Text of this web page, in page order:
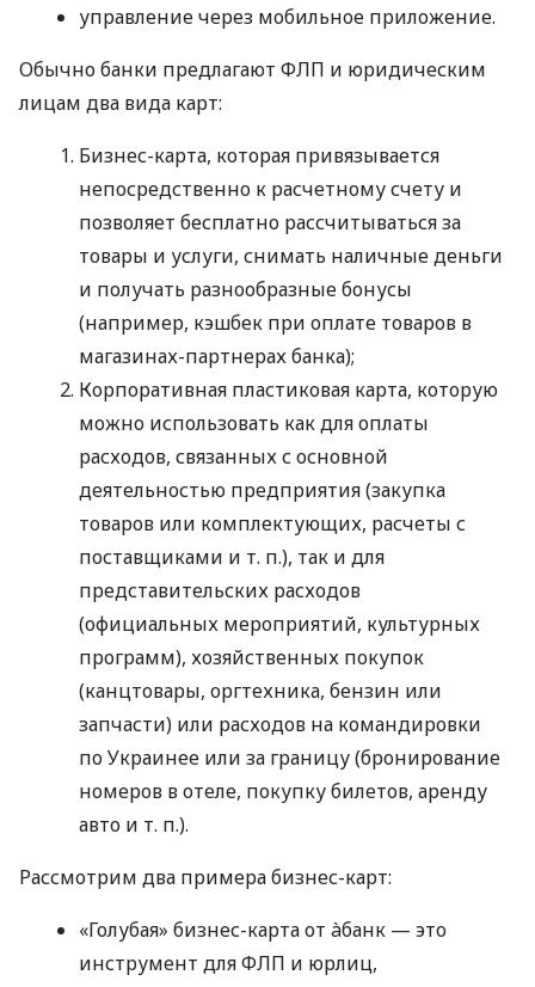
управление через мобильное приложение.
Обычно банки предлагают ФЛП и юридическим
лицам два вида карт:
Бизнес-карта, которая привязывается
непосредственно к расчетному счету и
позволяет бесплатно рассчитываться за
товары и услуги, снимать наличные деньги
и получать разнообразные бонусы
(например, кэшбек при оплате товаров в
магазинах-партнерах банка);
Корпоративная пластиковая карта, которую
можно использовать как для оплаты
расходов, связанных с основной
деятельностью предприятия (закупка
товаров или комплектующих, расчеты с
поставщиками и т. п.), так и для
представительских расходов
(официальных мероприятий, культурных
программ), хозяйственных покупок
(канцтовары, оргтехника, бензин или
запчасти) или расходов на командировки
по Украинее или за границу (бронирование
номеров в отеле, покупку билетов, аренду
авто и т. п.).
Рассмотрим два примера бизнес-карт:
«Голубая» бизнес-карта от àбанк — это
инструмент для ФЛП и юрлиц,